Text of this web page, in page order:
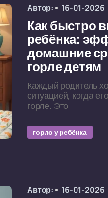
Автор: 16-01-2026
Как быстро
ребёнка:
домашние
горле детям
Каждый родитель
ситуацией, когда
горле. Это
горло у ребёнка
Автор: 16-01-2026